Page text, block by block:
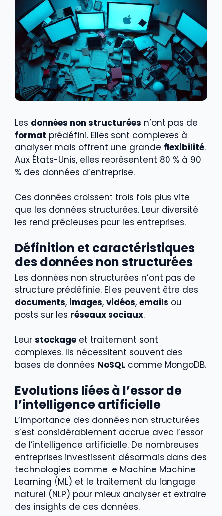
Les données non structurées n’ont pas de
format prédéfini. Elles sont complexes à
analyser mais offrent une grande flexibilité.
Aux États-Unis, elles représentent 80 % à 90
% des données d’entreprise.
Ces données croissent trois fois plus vite
que les données structurées. Leur diversité
les rend précieuses pour les entreprises.
Définition et caractéristiques
des données non structurées
Les données non structurées n’ont pas de
structure prédéfinie. Elles peuvent être des
documents, images, vidéos, emails ou
posts sur les réseaux sociaux.
Leur stockage et traitement sont
complexes. Ils nécessitent souvent des
bases de données NoSQL comme MongoDB.
Evolutions liées à l’essor de
l’intelligence artificielle
L’importance des données non structurées
s’est considérablement accrue avec l’essor
de l’intelligence artificielle. De nombreuses
entreprises investissent désormais dans des
technologies comme le Machine Machine
Learning (ML) et le traitement du langage
naturel (NLP) pour mieux analyser et extraire
des insights de ces données.